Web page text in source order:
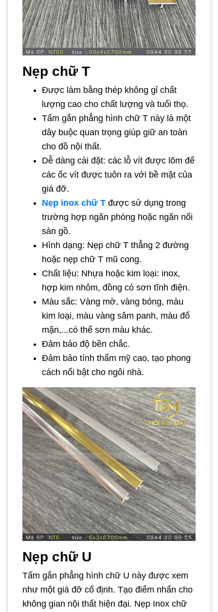
Nẹp chữ T
Được làm bằng thép không gỉ chất
lượng cao cho chất lượng và tuổi thọ.
Tấm gắn phẳng hình chữ T này là một
dây buộc quan trọng giúp giữ an toàn
cho đồ nội thất.
Dễ dàng cài đặt: các lỗ vít được lõm để
các ốc vít được tuôn ra với bề mặt của
giá đỡ.
Nẹp inox chữ T được sử dụng trong
trường hợp ngăn phòng hoặc ngăn nối
sàn gồ.
Hình dạng: Nẹp chữ T thẳng 2 đường
hoặc nẹp chữ T mũ cong.
Chất liệu: Nhựa hoặc kim loại: inox,
hợp kim nhôm, đồng có sơn tĩnh điện.
Màu sắc: Vàng mờ, vàng bóng, màu
kim loại, màu vàng sâm panh, màu đổ
mận,...có thể sơn màu khác.
Đảm bảo độ bền chắc.
Đảm bảo tính thẩm mỹ cao, tạo phong
cách nổi bật cho ngôi nhà.
Nẹp chữ U
Tấm gắn phẳng hình chữ U này được xem
như một giá đỡ cố định. Tạo điểm nhấn cho
không gian nội thất hiện đại. Nẹp Inox chữ